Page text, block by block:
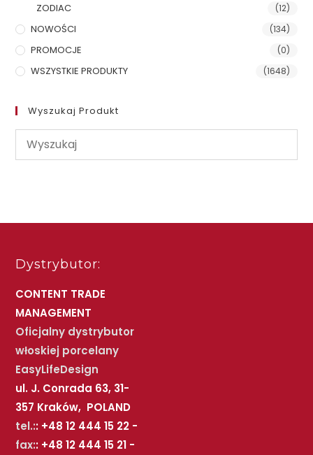
ZODIAC (12)
NOWOŚCI (134)
PROMOCJE (0)
WSZYSTKIE PRODUKTY (1648)
Wyszukaj Produkt
Dystrybutor:
CONTENT TRADE
MANAGEMENT
Oficjalny dystrybutor
włoskiej porcelany
EasyLifeDesign
ul. J. Conrada 63, 31-
357 Kraków, POLAND
tel.:: +48 12 444 15 22 -
fax:: +48 12 444 15 21 -